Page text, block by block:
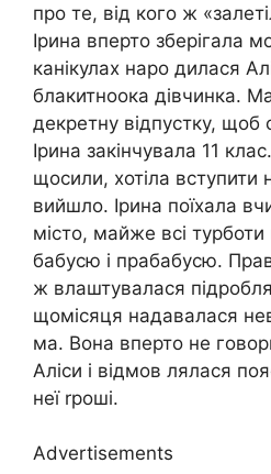
про те, від кого ж
Ірина вперто зберігала
канікулах наро дилася
блакитноока дівчинка.
декретну відпустку, щоб
Ірина закінчувала 11
щосили, хотіла
вийшло. Ірина поїхала
місто, майже всі турботи
бабусю і прабабусю.
ж влаштувалася
щомісяця надавалася
ма. Вона вперто не
Аліси і відмов лялася
неї rроші.
Advertisements